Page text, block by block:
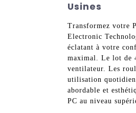
Usines
Transformez votre
Electronic
éclatant à votre
maximal. Le lot de
ventilateur. Les
utilisation
abordable et
PC au niveau